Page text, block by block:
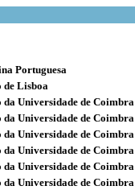
Portuguesa
de Lisboa
Universidade de Coimbra
Universidade de Coimbra
Universidade de Coimbra
Universidade de Coimbra
Universidade de Coimbra
Universidade de Coimbra